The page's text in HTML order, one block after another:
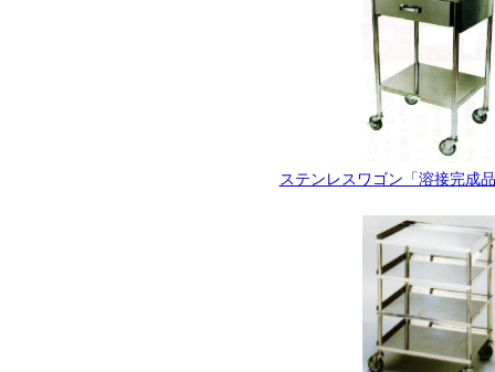
ステンレスワゴン「溶接完成